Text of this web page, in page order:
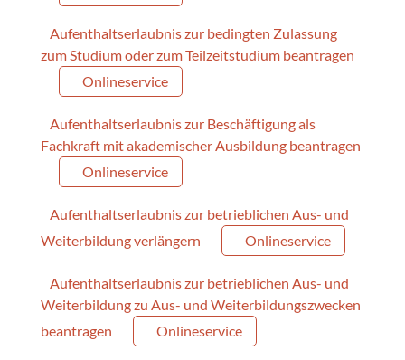
Aufenthaltserlaubnis zur bedingten Zulassung
zum Studium oder zum Teilzeitstudium beantragen
Onlineservice
Aufenthaltserlaubnis zur Beschäftigung als
Fachkraft mit akademischer Ausbildung beantragen
Onlineservice
Aufenthaltserlaubnis zur betrieblichen Aus- und
Weiterbildung verlängern
Onlineservice
Aufenthaltserlaubnis zur betrieblichen Aus- und
Weiterbildung zu Aus- und Weiterbildungszwecken
beantragen
Onlineservice